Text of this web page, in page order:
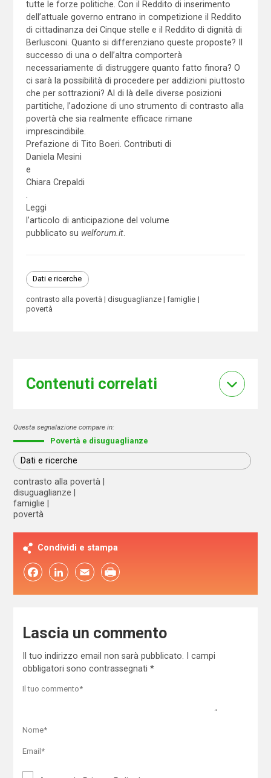
tutte le forze politiche. Con il Reddito di inserimento
dell’attuale governo entrano in competizione il Reddito
di cittadinanza dei Cinque stelle e il Reddito di dignità di
Berlusconi. Quanto si differenziano queste proposte? Il
successo di una o dell’altra comporterà
necessariamente di distruggere quanto fatto finora? O
ci sarà la possibilità di procedere per addizioni piuttosto
che per sottrazioni? Al di là delle diverse posizioni
partitiche, l’adozione di uno strumento di contrasto alla
povertà che sia realmente efficace rimane
imprescindibile.
Prefazione di Tito Boeri. Contributi di
Daniela Mesini
e
Chiara Crepaldi
Leggi
l’articolo di anticipazione del volume
pubblicato su welforum.it.
Dati e ricerche
contrasto alla povertà disuguaglianze
famiglie
povertà
Contenuti correlati
Questa segnalazione compare in:
Povertà e disuguaglianze
Dati e ricerche
contrasto alla povertà
disuguaglianze
famiglie
povertà
Condividi e stampa
FacebookLinkedIn Email
Lascia un commento
Il tuo indirizzo email non sarà pubblicato.
I campi
obbligatori sono contrassegnati *